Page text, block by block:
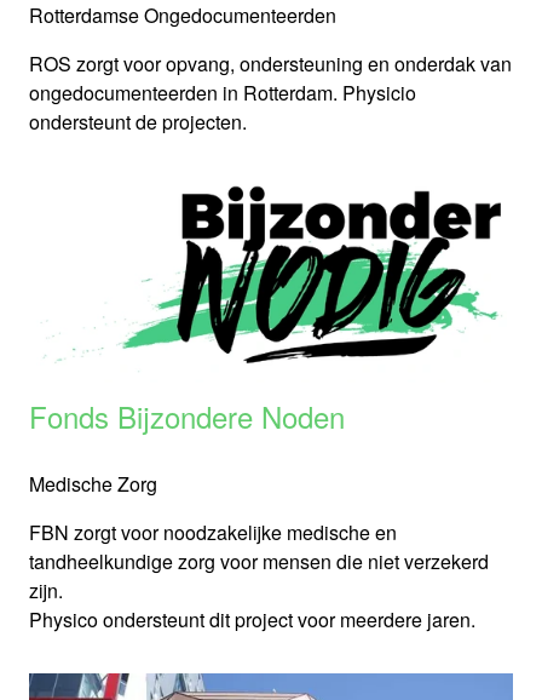
Rotterdamse Ongedocumenteerden
ROS zorgt voor opvang, ondersteuning en onderdak van
ongedocumenteerden in Rotterdam. Physicio
ondersteunt de projecten.
Fonds Bijzondere Noden
Medische Zorg
FBN zorgt voor noodzakelijke medische en
tandheelkundige zorg voor mensen die niet verzekerd
zijn.
Physico ondersteunt dit project voor meerdere jaren.